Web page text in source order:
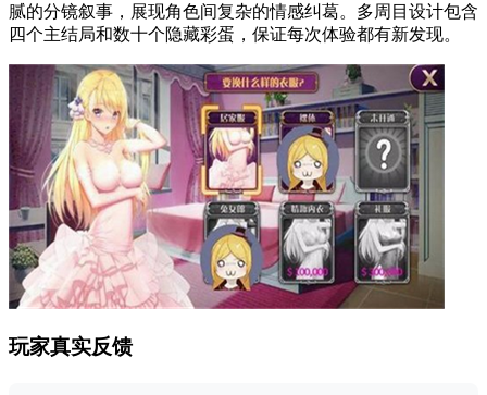
腻的分镜叙事，展现角色间复杂的情感纠葛。多周目设计包含
四个主结局和数十个隐藏彩蛋，保证每次体验都有新发现。
玩家真实反馈